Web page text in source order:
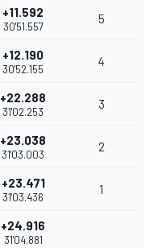
+11.592
30'51.557
5
+12.190
30'52.155
4
+22.288
31'02.253
3
+23.038
31'03.003
2
+23.471
31'03.436
1
+24.916
31'04.881